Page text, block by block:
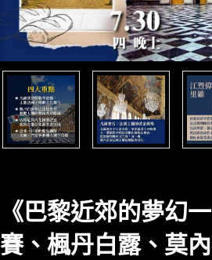
《巴黎近郊的夢幻
賽、楓丹白露、莫